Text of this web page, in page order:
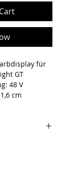
für
GT
48 V
cm
keine
gegeben